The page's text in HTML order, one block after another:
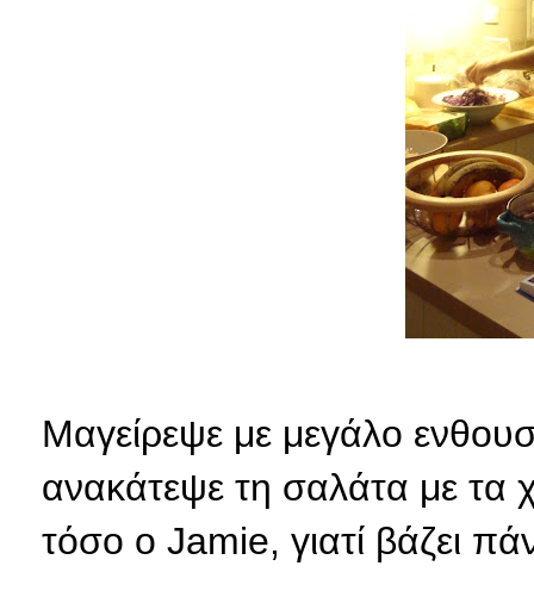
Μαγείρεψε με μεγάλο
ανακάτεψε τη σαλάτα με τα
τόσο ο Jamie, γιατί βάζει